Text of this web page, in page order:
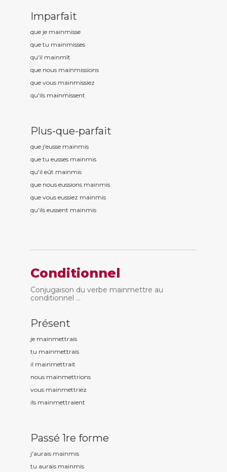
Imparfait
que je mainmisse
que tu mainmisses
qu'il mainmît
que nous mainmissions
que vous mainmissiez
qu'ils mainmissent
Plus-que-parfait
que j'eusse mainmis
que tu eusses mainmis
qu'il eût mainmis
que nous eussions mainmis
que vous eussiez mainmis
qu'ils eussent mainmis
Conditionnel
Conjugaison du verbe mainmettre au
conditionnel ...
Présent
je mainmettrais
tu mainmettrais
il mainmettrait
nous mainmettrions
vous mainmettriez
ils mainmettraient
Passé 1re forme
j'aurais mainmis
tu aurais mainmis